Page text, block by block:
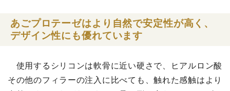
あごプロテーゼはより自然で安定性が高く、
デザイン性にも優れています
使用するシリコンは軟骨に近い硬さで、ヒアルロン酸
その他のフィラーの注入に比べても、触れた感触はより